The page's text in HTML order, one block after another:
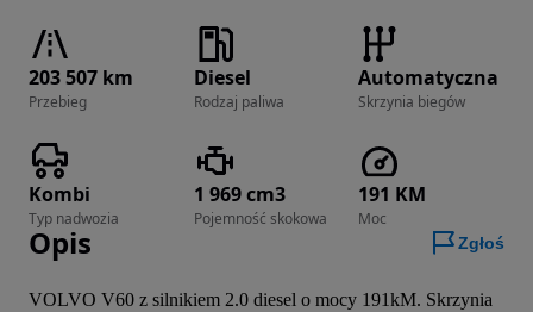
203 507 km
Przebieg
Diesel
Rodzaj paliwa
Automatyczna
Skrzynia biegów
Kombi
Typ nadwozia
1 969 cm3
Pojemność skokowa
191 KM
Moc
Opis Zgłoś
VOLVO V60 z silnikiem 2.0 diesel o mocy 191kM. Skrzynia